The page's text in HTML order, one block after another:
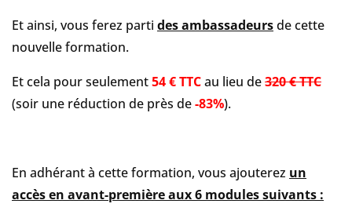
Et ainsi, vous ferez parti des ambassadeursde cette
nouvelle formation.
Et cela pour seulement54 € TTCau lieu de320 € TTC
(soir une réduction de près de-83%).
En adhérant à cette formation, vous ajouterez un
accès en avant-première aux 6 modules suivants :